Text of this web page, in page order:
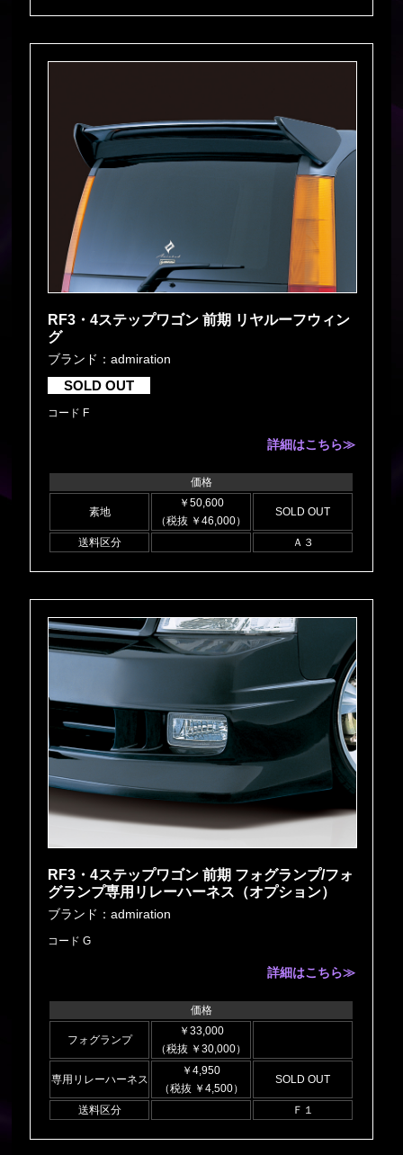
RF3・4ステップワゴン 前期 リヤルーフウィン
グ
ブランド：admiration
SOLD OUT
コード F
詳細はこちら≫
価格
素地
￥50,600
（税抜 ￥46,000）
SOLD OUT
送料区分 Ａ３
RF3・4ステップワゴン 前期 フォグランプ/フォ
グランプ専用リレーハーネス（オプション）
ブランド：admiration
コード G
詳細はこちら≫
価格
フォグランプ
￥33,000
（税抜 ￥30,000）
専用リレーハーネス
￥4,950
（税抜 ￥4,500）
SOLD OUT
送料区分 Ｆ１